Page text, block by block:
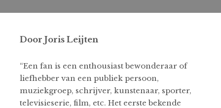
Door Joris Leijten
“Een fan is een enthousiast bewonderaar of
liefhebber van een publiek persoon,
muziekgroep, schrijver, kunstenaar, sporter,
televisieserie, film, etc. Het eerste bekende